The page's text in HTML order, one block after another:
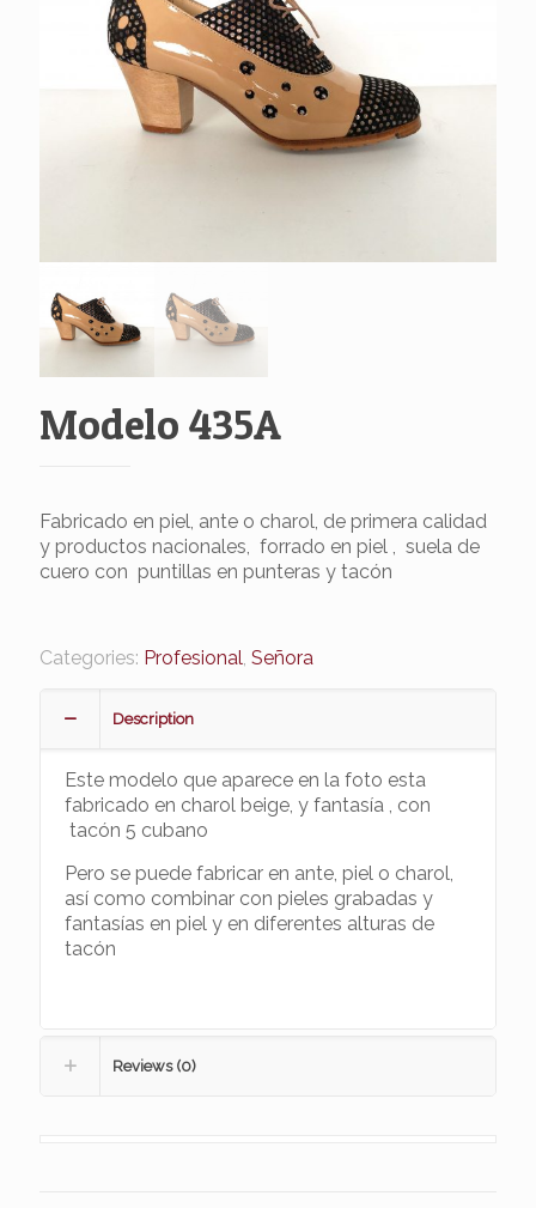
Modelo 435A
Fabricado en piel, ante o charol, de primera calidad
y productos nacionales, forrado en piel , suela de
cuero con puntillas en punteras y tacón
Categories: Profesional Señora
Description
Este modelo que aparece en la foto esta
fabricado en charol beige, y fantasía , con
tacón 5 cubano
Pero se puede fabricar en ante, piel o charol,
así como combinar con pieles grabadas y
fantasías en piel y en diferentes alturas de
tacón
Reviews (0)